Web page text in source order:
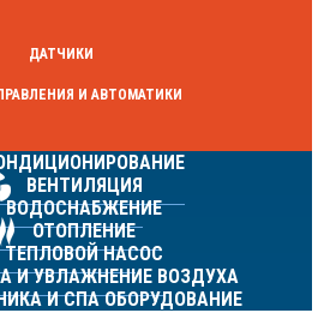
ДАТЧИКИ
И АВТОМАТИКИ
ВЕНТИЛЯЦИЯ
ВОДОСНАБЖЕНИЕ
ОТОПЛЕНИЕ
ТЕПЛОВОЙ НАСОС
И УВЛАЖНЕНИЕ ВОЗДУХА
И СПА ОБОРУДОВАНИЕ